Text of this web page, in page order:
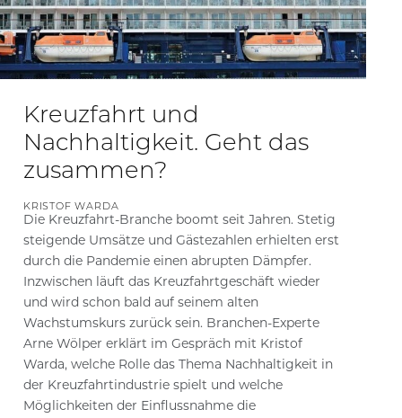
Kreuzfahrt und
Nachhaltigkeit. Geht das
zusammen?
KRISTOF WARDA
Die Kreuzfahrt-Branche boomt seit Jahren. Stetig
steigende Umsätze und Gästezahlen erhielten erst
durch die Pandemie einen abrupten Dämpfer.
Inzwischen läuft das Kreuzfahrtgeschäft wieder
und wird schon bald auf seinem alten
Wachstumskurs zurück sein. Branchen-Experte
Arne Wölper erklärt im Gespräch mit Kristof
Warda, welche Rolle das Thema Nachhaltigkeit in
der Kreuzfahrtindustrie spielt und welche
Möglichkeiten der Einflussnahme die